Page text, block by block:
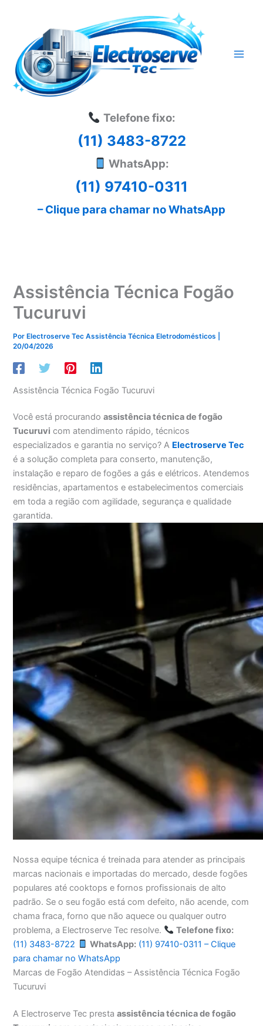
conteúdo
Telefone fixo:
(11) 3483-8722
WhatsApp:
(11) 97410-0311
– Clique para chamar no WhatsApp
Assistência Técnica Fogão
Tucuruvi
Por Electroserve Tec Assistência Técnica Eletrodomésticos
20/04/2026
Assistência Técnica Fogão Tucuruvi
Você está procurandoassistência técnica de fogão
Tucuruvi com atendimento rápido, técnicos
especializados e garantia no serviço? A Electroserve Tec
é a solução completa para conserto, manutenção,
instalação e reparo de fogões a gás e elétricos. Atendemos
residências, apartamentos e estabelecimentos comerciais
em toda a região com agilidade, segurança e qualidade
garantida.
Nossa equipe técnica é treinada para atender as principais
marcas nacionais e importadas do mercado, desde fogões
populares até cooktops e fornos profissionais de alto
padrão. Se o seu fogão está com defeito, não acende, com
chama fraca, forno que não aquece ou qualquer outro
problema, a Electroserve Tec resolve.
Telefone fixo:
(11) 3483-8722
WhatsApp: (11) 97410-0311 – Clique
para chamar no WhatsApp
Marcas de Fogão Atendidas – Assistência Técnica Fogão
Tucuruvi
A Electroserve Tec prestaassistência técnica de fogão